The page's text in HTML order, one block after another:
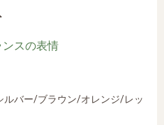
スの表情
バー/ブラウン/オレンジ/レッ